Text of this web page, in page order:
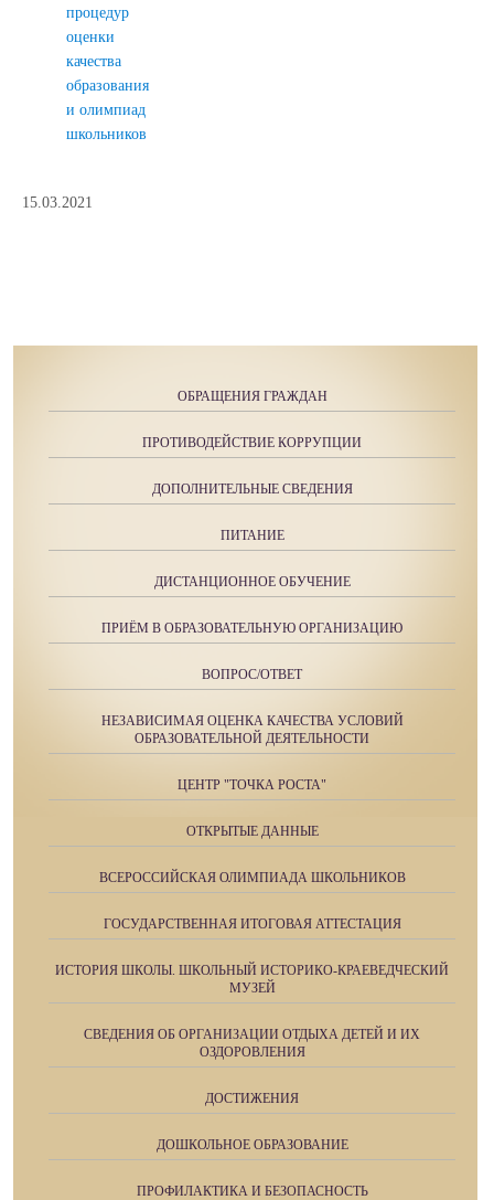
процедур
оценки
качества
образования
и олимпиад
школьников
15.03.2021
ОБРАЩЕНИЯ ГРАЖДАН
ПРОТИВОДЕЙСТВИЕ КОРРУПЦИИ
ДОПОЛНИТЕЛЬНЫЕ СВЕДЕНИЯ
ПИТАНИЕ
ДИСТАНЦИОННОЕ ОБУЧЕНИЕ
ПРИЁМ В ОБРАЗОВАТЕЛЬНУЮ ОРГАНИЗАЦИЮ
ВОПРОС/ОТВЕТ
НЕЗАВИСИМАЯ ОЦЕНКА КАЧЕСТВА УСЛОВИЙ
ОБРАЗОВАТЕЛЬНОЙ ДЕЯТЕЛЬНОСТИ
ЦЕНТР "ТОЧКА РОСТА"
ОТКРЫТЫЕ ДАННЫЕ
ВСЕРОССИЙСКАЯ ОЛИМПИАДА ШКОЛЬНИКОВ
ГОСУДАРСТВЕННАЯ ИТОГОВАЯ АТТЕСТАЦИЯ
ИСТОРИЯ ШКОЛЫ. ШКОЛЬНЫЙ ИСТОРИКО-КРАЕВЕДЧЕСКИЙ
МУЗЕЙ
СВЕДЕНИЯ ОБ ОРГАНИЗАЦИИ ОТДЫХА ДЕТЕЙ И ИХ
ОЗДОРОВЛЕНИЯ
ДОСТИЖЕНИЯ
ДОШКОЛЬНОЕ ОБРАЗОВАНИЕ
ПРОФИЛАКТИКА И БЕЗОПАСНОСТЬ